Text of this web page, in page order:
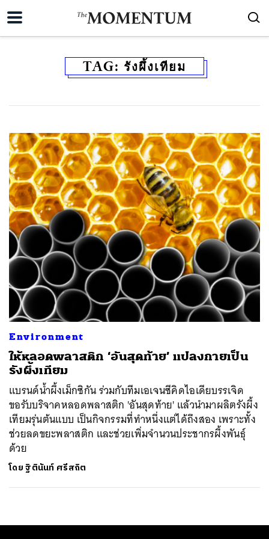
TAG: รังผึ้งเทียม
Environment
ให้หลอดพลาสติก ‘อันสุดท้าย’ แปลงกายเป็น
รังผึ้งเทียม
แบรนด์น้ำผึ้งเม็กซิกัน ร่วมกับทีมเอเจนซีคิดไอเดียบรรเจิด
ขอรับบริจาคหลอดพลาสติก 'อันสุดท้าย' แล้วนำมาผลิตรังผึ้ง
เทียมรุ่นต้นแบบ เป็นกิจกรรมที่ทำหนึ่งแต่ได้ถึงสอง เพราะทั้ง
ช่วยลดขยะพลาสติก และช่วยเพิ่มจำนวนประชากรผึ้งพันธุ์
ด้วย
โดยฐิตินันท์ ศรีสถิต
ค้นหา
SHARE TWEET LINE EMAIL